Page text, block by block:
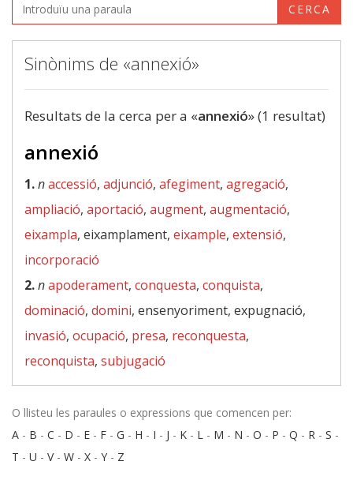
CERCA
Sinònims de «annexió»
Resultats de la cerca per a «annexió» (1 resultat)
annexió
1.naccessió, adjunció, afegiment, agregació,
ampliació, aportació, augment, augmentació,
eixampla, eixamplament, eixample, extensió,
incorporació
2.napoderament, conquesta, conquista,
dominació, domini, ensenyoriment, expugnació,
invasió, ocupació, presa, reconquesta,
reconquista, subjugació
O llisteu les paraules o expressions que comencen per:
A - B - C - D - E - F - G - H - I - J - K - L - M - N - O - P - Q - R - S -
T - U - V- W - X - Y - Z